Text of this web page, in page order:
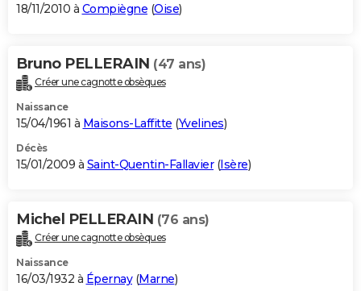
18/11/2010 à Compiègne (Oise)
Bruno PELLERAIN (47 ans)
Créer une cagnotte obsèques
Naissance
15/04/1961 à Maisons-Laffitte (Yvelines)
Décès
15/01/2009 à Saint-Quentin-Fallavier(Isère)
Michel PELLERAIN (76 ans)
Créer une cagnotte obsèques
Naissance
16/03/1932 à Épernay(Marne)